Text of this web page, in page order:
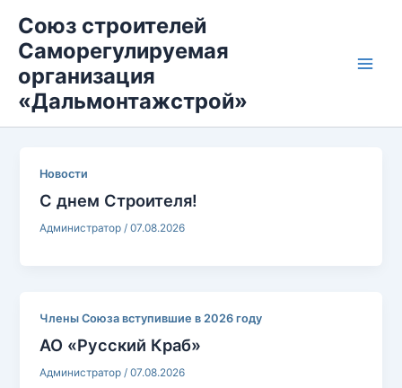
содержимому
Союз строителей
Саморегулируемая
организация
«Дальмонтажстрой»
Новости
С днем Строителя!
Администратор /07.08.2026
Члены Союза вступившие в 2026 году
АО «Русский Краб»
Администратор/07.08.2026